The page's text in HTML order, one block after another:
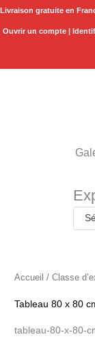
Aller
Livraison gratuite en
Ouvrir un compte |
Accueil / Classe
Tableau 80 x 80
tableau-80-x-80-